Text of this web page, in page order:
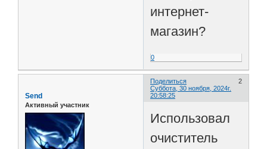
интернет-
магазин?
0
Поделиться
2
Суббота, 30 ноября, 2024г.
20:58:25
Send
Активный участник
Использовал
очиститель